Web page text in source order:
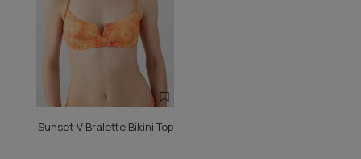
Sunset V Bralette Bikini Top